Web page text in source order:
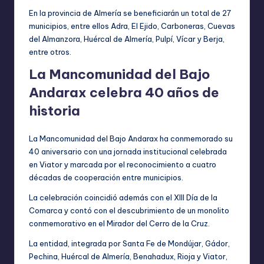
En la provincia de Almería se beneficiarán un total de 27
municipios, entre ellos Adra, El Ejido, Carboneras, Cuevas
del Almanzora, Huércal de Almería, Pulpí, Vícar y Berja,
entre otros.
La Mancomunidad del Bajo
Andarax celebra 40 años de
historia
La Mancomunidad del Bajo Andarax ha conmemorado su
40 aniversario con una jornada institucional celebrada
en Viator y marcada por el reconocimiento a cuatro
décadas de cooperación entre municipios.
La celebración coincidió además con el XIII Día de la
Comarca y contó con el descubrimiento de un monolito
conmemorativo en el Mirador del Cerro de la Cruz.
La entidad, integrada por Santa Fe de Mondújar, Gádor,
Pechina, Huércal de Almería, Benahadux, Rioja y Viator,